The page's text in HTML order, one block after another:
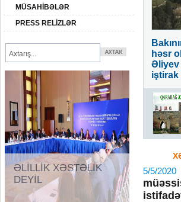
Məsələlər üzrə Departamenti
dəstəyi ilə "Heç bir
- müyəssərlik ilə inklüziyaya
konfrans öz işinə başlayıb.
həsr
Əliyev
iştirak
5/5/2020
MÜSAHİBƏLƏR
PRESS RELİZLƏR
ƏLİLLİK XƏSTƏLİK
DEYİL